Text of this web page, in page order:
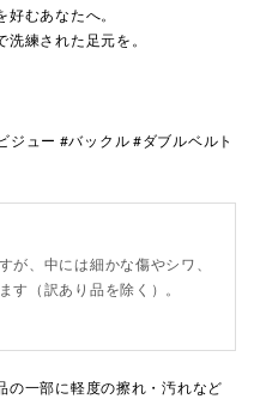
むあなたへ。
練された足元を。
ュー #バックル #ダブルベルト
が、中には細かな傷やシワ、
す（訳あり品を除く）。
の一部に軽度の擦れ・汚れなど